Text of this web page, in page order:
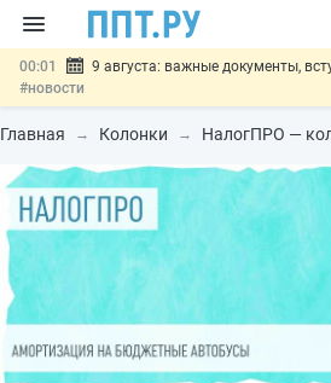
00:01
9 августа: важные документы,
#новости
07.08 Подписан закон о блокировке
«Честный знак»#новости
07.08
Госпошлину за устранение ошибок в
отменить
#новости
07.08
Важно
Разработают единые
#новости
Главная Колонки НалогПРО —